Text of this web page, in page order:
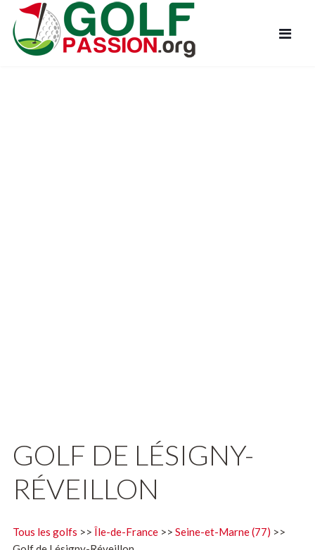
GOLF DE LÉSIGNY-
RÉVEILLON
Tous les golfs >> Île-de-France>> Seine-et-Marne (77) >>